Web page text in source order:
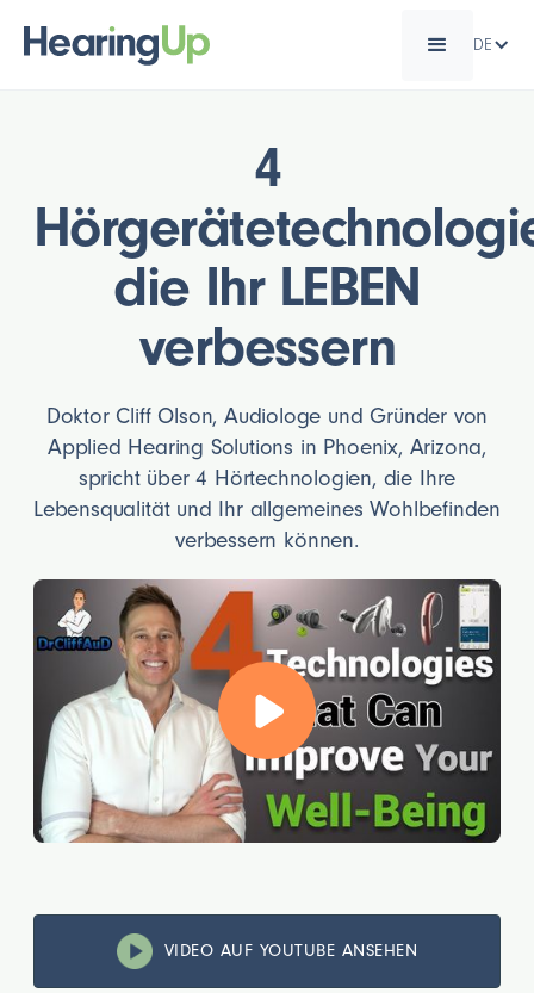
DE
4
die Ihr LEBEN
verbessern
Doktor Cliff Olson, Audiologe und Gründer von
Applied Hearing Solutions in Phoenix, Arizona,
spricht über 4 Hörtechnologien, die Ihre
Lebensqualität und Ihr allgemeines Wohlbefinden
verbessern können.
VIDEO AUF YOUTUBE ANSEHEN